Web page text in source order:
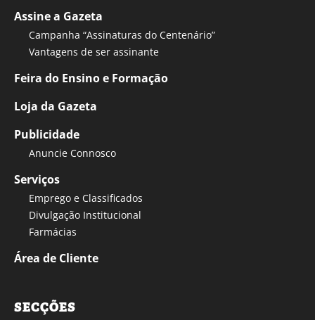
Assine a Gazeta
Campanha “Assinaturas do Centenário”
Vantagens de ser assinante
Feira do Ensino e Formação
Loja da Gazeta
Publicidade
Anuncie Connosco
Serviços
Emprego e Classificados
Divulgação Institucional
Farmácias
Área de Cliente
SECÇÕES